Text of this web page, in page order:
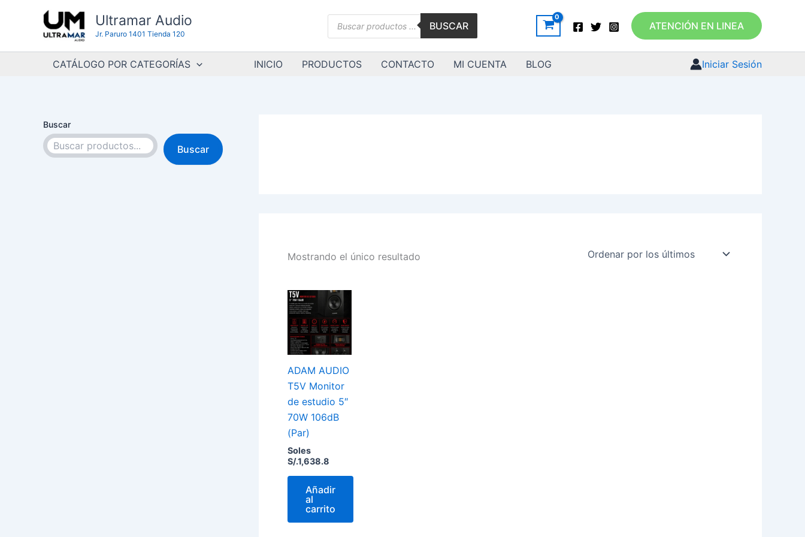
contenido
Ultramar Audio
Jr. Paruro 1401 Tienda 120
Búsqueda
BUSCAR ATENCIÓN EN LINEA
CATÁLOGO POR CATEGORÍAS INICIO PRODUCTOS CONTACTO MI CUENTA BLOG Iniciar Sesión
Buscar
Buscar
Mostrando el único resultado
ADAM AUDIO
T5V Monitor
de estudio 5″
70W 106dB
(Par)
Soles
S/.1,638.8
Añadir
al
carrito